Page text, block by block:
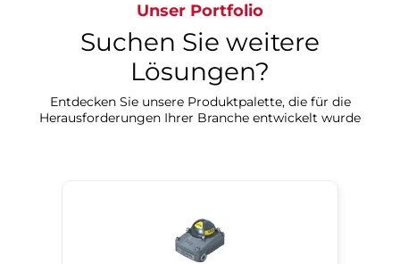
Unser Portfolio
Suchen Sie weitere
Lösungen?​​​​​​​
Entdecken Sie unsere Produktpalette, die für die
Herausforderungen Ihrer Branche entwickelt wurde​​​​​​​